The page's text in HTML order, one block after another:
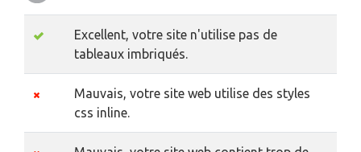
Excellent, votre site n'utilise pas de
tableaux imbriqués.
Mauvais, votre site web utilise des styles
css inline.